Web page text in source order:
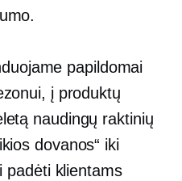
papildomai
į produktų
naudingų raktinių
dovanos“ iki
padėti klientams